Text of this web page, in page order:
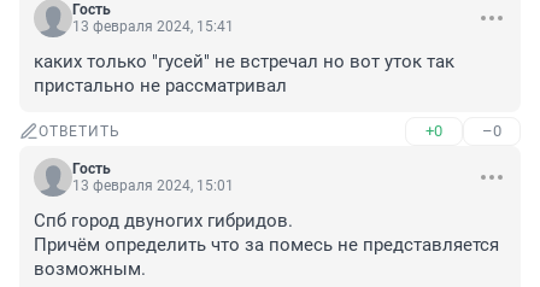
Гость
13 февраля 2024, 15:41
каких только "гусей" не встречал но вот уток так
пристально не рассматривал
ОТВЕТИТЬ +0 –0
Гость
13 февраля 2024, 15:01
Спб город двуногих гибридов.
Причём определить что за помесь не представляется
возможным.